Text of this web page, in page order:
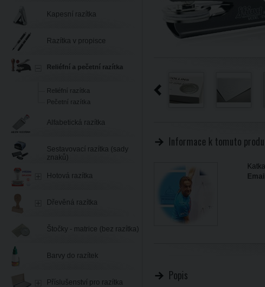
Informace k tomuto
Popis
Kapesní razítka
Razítka v propisce
Reliéfní a pečetní razítka
Reliéfní razítka
Pečetní razítka
Alfabetická razítka
Sestavovací razítka (sady
znaků)
Hotová razítka
Dřevěná razítka
Štočky - matrice (bez razítka)
Barvy do razítek
Příslušenství pro razítka